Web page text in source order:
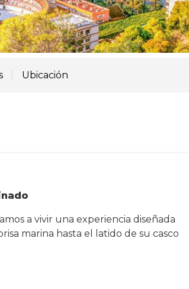
Ubicación
a vivir una experiencia diseñada
marina hasta el latido de su casco